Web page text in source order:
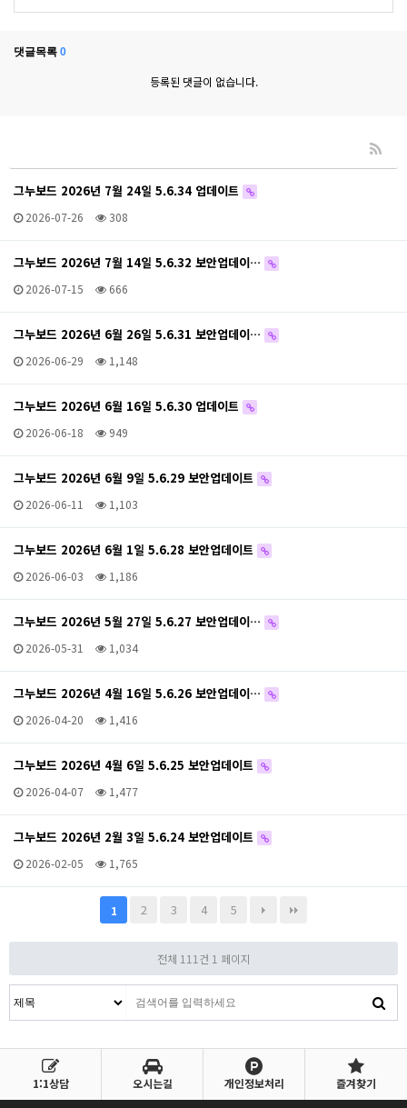
댓글목록 0
등록된 댓글이 없습니다.
그누보드 2026년 7월 24일 5.6.34 업데이트
2026-07-26 308
그누보드 2026년 7월 14일 5.6.32 보안업데이…
2026-07-15 666
그누보드 2026년 6월 26일 5.6.31 보안업데이…
2026-06-29 1,148
그누보드 2026년 6월 16일 5.6.30 업데이트
2026-06-18 949
그누보드 2026년 6월 9일 5.6.29 보안업데이트
2026-06-11 1,103
그누보드 2026년 6월 1일 5.6.28 보안업데이트
2026-06-03 1,186
그누보드 2026년 5월 27일 5.6.27 보안업데이…
2026-05-31 1,034
그누보드 2026년 4월 16일 5.6.26 보안업데이…
2026-04-20 1,416
그누보드 2026년 4월 6일 5.6.25 보안업데이트
2026-04-07 1,477
그누보드 2026년 2월 3일 5.6.24 보안업데이트
2026-02-05 1,765
1 2 3 4 5
전체 111건 1 페이지
1:1상담 오시는길 개인정보처리 즐겨찾기